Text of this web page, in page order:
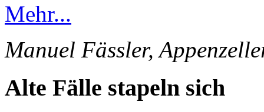
Mehr...
Manuel Fässler,
Alte Fälle stapeln sich